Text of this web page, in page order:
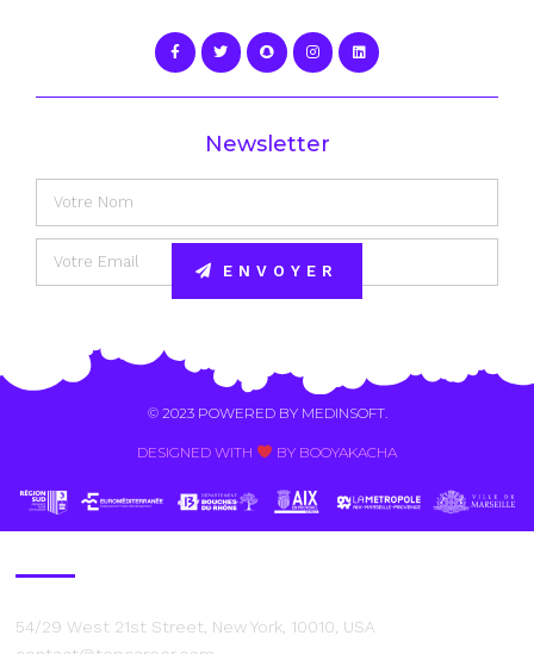
Newsletter
ENVOYER
© 2023 POWERED BY MEDINSOFT.
DESIGNED WITH BY BOOYAKACHA​
54/29 West 21st Street, New York, 10010, USA